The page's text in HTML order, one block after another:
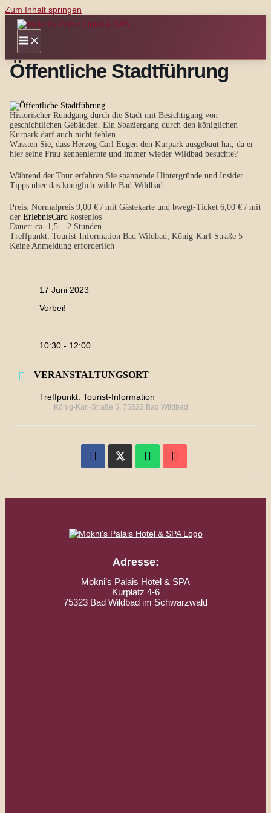
Zum Inhalt springen
Öffentliche Stadtführung
Historischer Rundgang durch die Stadt mit Besichtigung von
geschichtlichen Gebäuden. Ein Spaziergang durch den königlichen
Kurpark darf auch nicht fehlen.
Wussten Sie, dass Herzog Carl Eugen den Kurpark ausgebaut hat, da er
hier seine Frau kennenlernte und immer wieder Wildbad besuchte?
Während der Tour erfahren Sie spannende Hintergründe und Insider
Tipps über das königlich-wilde Bad Wildbad.
Preis: Normalpreis 9,00 € / mit Gästekarte und bwegt-Ticket 6,00 € / mit
der ErlebnisCardkostenlos
Dauer: ca. 1,5 – 2 Stunden
Treffpunkt: Tourist-Information Bad Wildbad, König-Karl-Straße 5
Keine Anmeldung erforderlich
17 Juni 2023
Vorbei!
10:30 - 12:00
VERANSTALTUNGSORT
Treffpunkt: Tourist-Information
König-Karl-Straße 5, 75323 Bad Wildbad
Adresse:
Mokni’s Palais Hotel & SPA
Kurplatz 4-6
75323 Bad Wildbad im Schwarzwald